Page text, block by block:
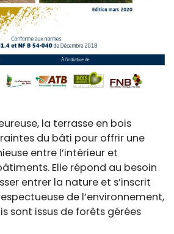
la terrasse en bois
du bâti pour offrir une
entre l’intérieur et
Elle répond au besoin
entrer la nature et s’inscrit
de l’environnement,
sont issus de forêts gérées